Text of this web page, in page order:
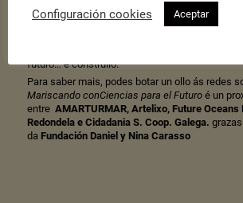
San Simón. A través de distintas actividades
a figura das mulleres e homes de mar como
futuro… e construílo.
Para saber mais, podes botar un ollo ás redes
Mariscando conCiencias para el Futuroé un
entre AMARTURMAR, Artelixo, Future Oceans
Redondelae Cidadania S. Coop. Galega.
da Fundación Daniel y Nina Carasso
Configuración cookies Aceptar